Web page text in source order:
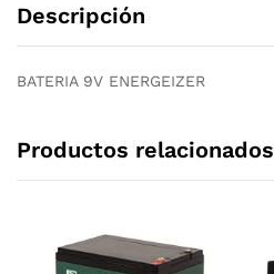
Descripción
BATERIA 9V ENERGEIZER
Productos relacionados